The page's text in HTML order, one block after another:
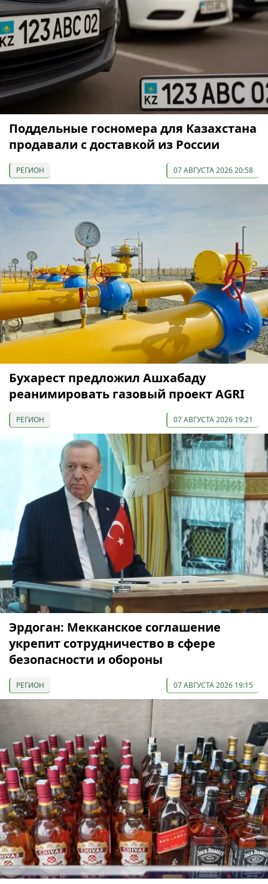
Поддельные госномера для Казахстана
продавали с доставкой из России
РЕГИОН 07 АВГУСТА 2026 20:58
Бухарест предложил Ашхабаду
реанимировать газовый проект AGRI
РЕГИОН 07 АВГУСТА 2026 19:21
Эрдоган: Мекканское соглашение
укрепит сотрудничество в сфере
безопасности и обороны
РЕГИОН 07 АВГУСТА 2026 19:15